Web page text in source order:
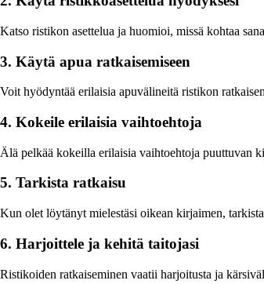
Katso ristikon asettelua ja huomioi, missä kohtaa
3. Käytä apua ratkaisemiseen
Voit hyödyntää erilaisia apuvälineitä ristikon
4. Kokeile erilaisia vaihtoehtoja
Älä pelkää kokeilla erilaisia vaihtoehtoja puuttuvan
5. Tarkista ratkaisu
Kun olet löytänyt mielestäsi oikean kirjaimen,
6. Harjoittele ja kehitä taitojasi
Ristikoiden ratkaiseminen vaatii harjoitusta ja